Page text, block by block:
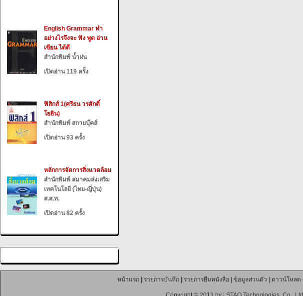
English Grammar ทำ
อย่างไรจึงจะ ฟัง พูด อ่าน
เขียน ได้ดี
สำนักพิมพ์ น้ำฝน
เปิดอ่าน 119 ครั้ง
ฟิสิกส์ 1(ศรีธน วรศักดิ์
โยธิน)
สำนักพิมพ์ สกายบุ๊คส์
เปิดอ่าน 93 ครั้ง
หลักการจัดการสิ่งแวดล้อม
สำนักพิมพ์ สมาคมส่งเสริม
เทคโนโลยี (ไทย-ญี่ปุ่น)
ส.ส.ท.
เปิดอ่าน 82 ครั้ง
หน้าแรก| รายการบันทึก| รายการยืมหนังสือ ข้อมูลส่วนตัว ดาวน์โหลด